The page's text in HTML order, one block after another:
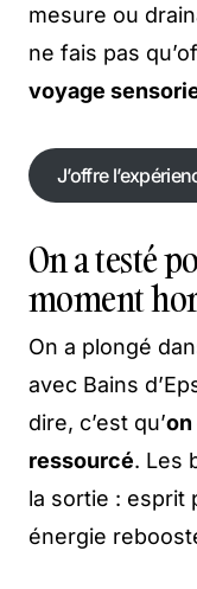
mesure ou
ne fais pas
voyage
J’offre
J’offre
On a testé
moment
On a plongé
avec Bains
dire, c’est qu’on
ressourcé. Les
la sortie : esprit
énergie